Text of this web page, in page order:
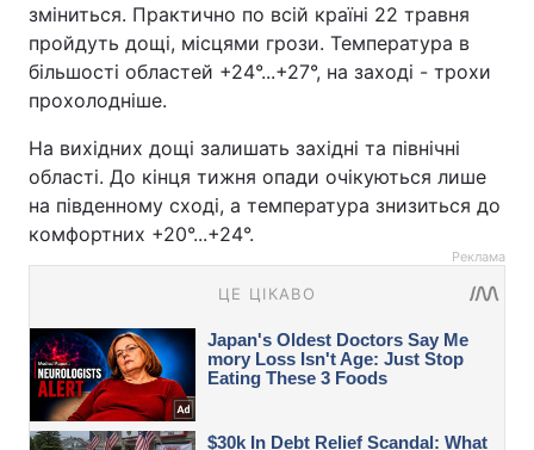
зміниться. Практично по всій країні 22 травня
пройдуть дощі, місцями грози. Температура в
більшості областей +24°...+27°, на заході - трохи
прохолодніше.
На вихідних дощі залишать західні та північні
області. До кінця тижня опади очікуються лише
на південному сході, а температура знизиться до
комфортних +20°...+24°.
Реклама